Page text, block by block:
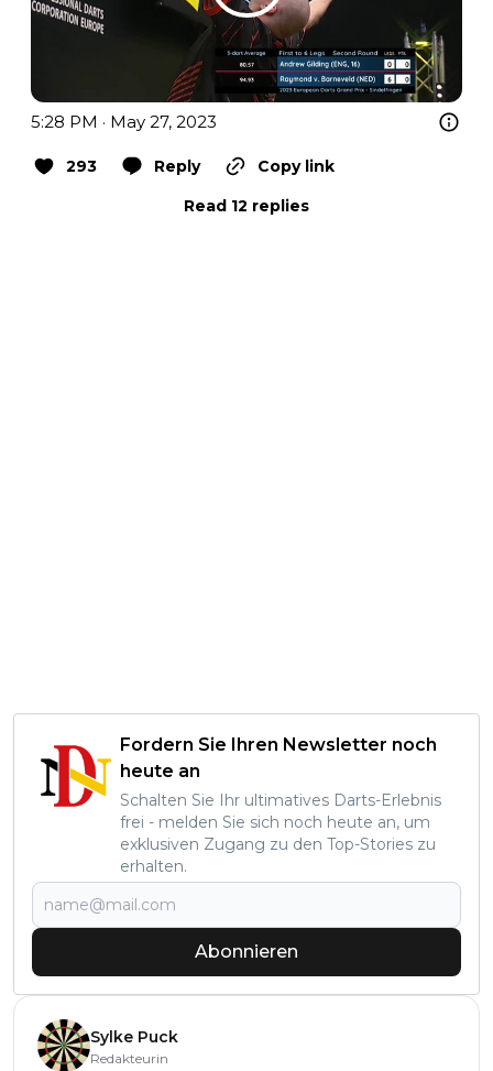
5:28 PM · May 27, 2023
293 Reply
Copy link
Read 12 replies
Fordern Sie Ihren Newsletter noch
heute an
Schalten Sie Ihr ultimatives Darts-Erlebnis
frei - melden Sie sich noch heute an, um
exklusiven Zugang zu den Top-Stories zu
erhalten.
Abonnieren
Sylke Puck
Redakteurin